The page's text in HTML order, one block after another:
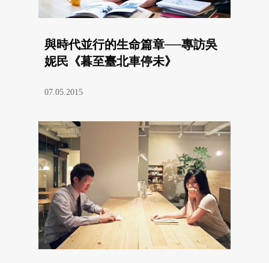
與時代並行的生命篇章──專訪吳
妮民《暮至臺北車停未》
07.05.2015